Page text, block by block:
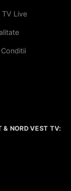
Live
& NORD VEST TV: